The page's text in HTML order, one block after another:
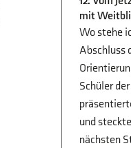
mit
Wo stehe
Abschluss
Schüler
und
nächsten